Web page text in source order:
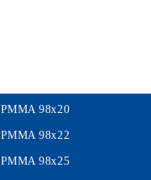
PMMA 98x20
PMMA 98x22
PMMA 98x25